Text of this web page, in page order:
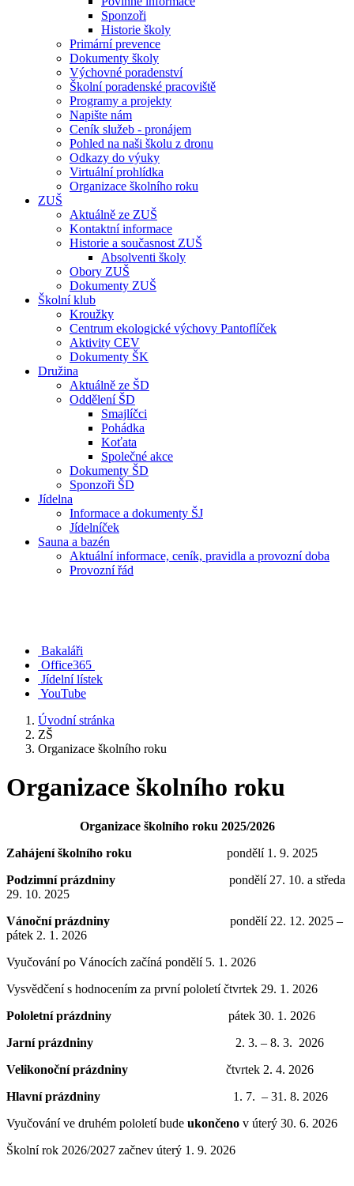
Sponzoři
Historie školy
Primární prevence
Dokumenty školy
Výchovné poradenství
Školní poradenské pracoviště
Programy a projekty
Napište nám
Ceník služeb - pronájem
Pohled na naši školu z dronu
Odkazy do výuky
Virtuální prohlídka
Organizace školního roku
ZUŠ
Aktuálně ze ZUŠ
Kontaktní informace
Historie a současnost ZUŠ
Absolventi školy
Obory ZUŠ
Dokumenty ZUŠ
Školní klub
Kroužky
Centrum ekologické výchovy Pantoflíček
Aktivity CEV
Dokumenty ŠK
Družina
Aktuálně ze ŠD
Oddělení ŠD
Smajlíčci
Pohádka
Koťata
Společné akce
Dokumenty ŠD
Sponzoři ŠD
Jídelna
Informace a dokumenty ŠJ
Jídelníček
Sauna a bazén
Aktuální informace, ceník, pravidla a provozní doba
Provozní řád
Bakaláři
Office365
Jídelní lístek
YouTube
Úvodní stránka
ZŠ
Organizace školního roku
Organizace školního roku
Organizace školního roku 2025/2026
Zahájení školního roku pondělí 1. 9. 2025
Podzimní prázdniny pondělí 27. 10. a středa
29. 10. 2025
Vánoční prázdniny pondělí 22. 12. 2025 –
pátek 2. 1. 2026
Vyučování po Vánocích začíná pondělí 5. 1. 2026
Vysvědčení s hodnocením za první pololetí čtvrtek 29. 1. 2026
Pololetní prázdniny pátek 30. 1. 2026
Jarní prázdniny 2. 3. – 8. 3. 2026
Velikonoční prázdniny čtvrtek 2. 4. 2026
Hlavní prázdniny 1. 7. – 31. 8. 2026
Vyučování ve druhém pololetí bude ukončeno v úterý 30. 6. 2026
Školní rok 2026/2027 začnev úterý 1. 9. 2026